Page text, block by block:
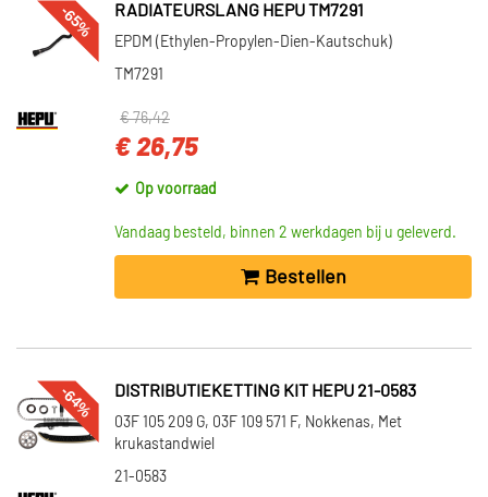
-65% RADIATEURSLANG HEPU TM7291
EPDM (Ethylen-Propylen-Dien-Kautschuk)
TM7291
€ 76,42
€ 26,75
Op voorraad
Vandaag besteld, binnen 2 werkdagen bij u geleverd.
Bestellen
-64% DISTRIBUTIEKETTING KIT HEPU 21-0583
03F 105 209 G, 03F 109 571 F, Nokkenas, Met
krukastandwiel
21-0583